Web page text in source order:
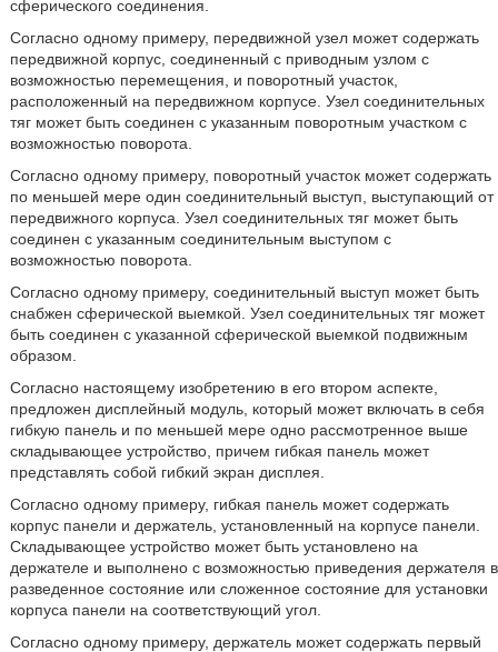
сферического соединения.
Согласно одному примеру, передвижной узел может содержать
передвижной корпус, соединенный с приводным узлом с
возможностью перемещения, и поворотный участок,
расположенный на передвижном корпусе. Узел соединительных
тяг может быть соединен с указанным поворотным участком с
возможностью поворота.
Согласно одному примеру, поворотный участок может содержать
по меньшей мере один соединительный выступ, выступающий от
передвижного корпуса. Узел соединительных тяг может быть
соединен с указанным соединительным выступом с
возможностью поворота.
Согласно одному примеру, соединительный выступ может быть
снабжен сферической выемкой. Узел соединительных тяг может
быть соединен с указанной сферической выемкой подвижным
образом.
Согласно настоящему изобретению в его втором аспекте,
предложен дисплейный модуль, который может включать в себя
гибкую панель и по меньшей мере одно рассмотренное выше
складывающее устройство, причем гибкая панель может
представлять собой гибкий экран дисплея.
Согласно одному примеру, гибкая панель может содержать
корпус панели и держатель, установленный на корпусе панели.
Складывающее устройство может быть установлено на
держателе и выполнено с возможностью приведения держателя в
разведенное состояние или сложенное состояние для установки
корпуса панели на соответствующий угол.
Согласно одному примеру, держатель может содержать первый